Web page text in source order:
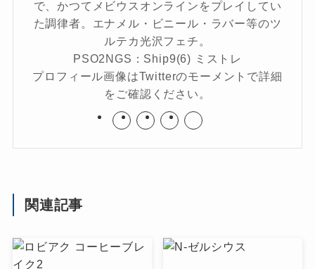
で、かつてメビウスオンラインをプレイしてい
た調律者。エナメル・ビニール・ラバー等のツ
ルテカ光沢フェチ。
PSO2NGS：Ship9(6) ミストレ
プロフィール画像はTwitterのモーメントで詳細
をご確認ください。
関連記事